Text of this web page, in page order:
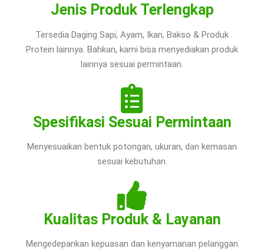
Jenis Produk Terlengkap
Tersedia Daging Sapi, Ayam, Ikan, Bakso & Produk
Protein lainnya. Bahkan, kami bisa menyediakan produk
lainnya sesuai permintaan.
Spesifikasi Sesuai Permintaan
Menyesuaikan bentuk potongan, ukuran, dan kemasan
sesuai kebutuhan.
Kualitas Produk & Layanan
Mengedepankan kepuasan dan kenyamanan pelanggan